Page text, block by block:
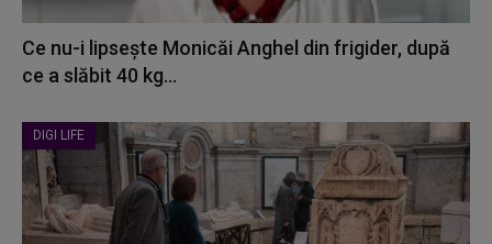
Ce nu-i lipsește Monicăi Anghel din frigider, după
ce a slăbit 40 kg...
DIGI LIFE